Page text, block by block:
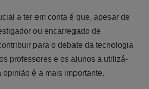
a ter em conta é que, apesar de
ou encarregado de
para o debate da tecnologia
professores e os alunos a utilizá-
opinião é a mais importante.